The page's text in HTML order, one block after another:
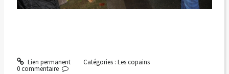
Lien permanent Catégories : Les copains
0 commentaire